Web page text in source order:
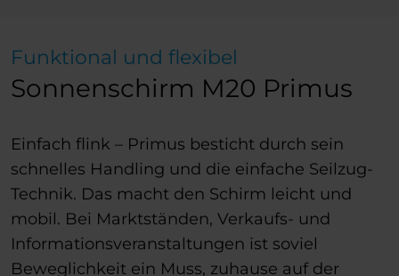
Funktional und flexibel
Sonnenschirm M20 Primus
Einfach flink – Primus besticht durch sein
schnelles Handling und die einfache Seilzug-
Technik. Das macht den Schirm leicht und
mobil. Bei Marktständen, Verkaufs- und
Informationsveranstaltungen ist soviel
Beweglichkeit ein Muss, zuhause auf der